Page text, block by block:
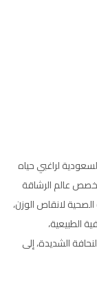
لراغبي حياه
عالم الرشاقة
لانقاص الوزن،
الطبيعية،
الشديدة، إلى